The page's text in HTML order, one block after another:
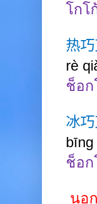
โกโ
热
rè
ช็อก
冰
bīng
ช็อก
นอ